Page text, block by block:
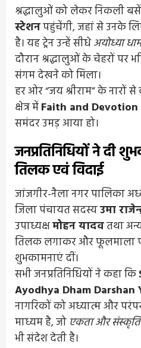
श्रद्धालुओं को लेकर निकली
स्टेशनपहुंचेंगी, जहां से उनके
है। यह ट्रेन उन्हें सीधेअयोध्या धाम
दौरान श्रद्धालुओं के चेहरों पर
संगम देखने को मिला।
हर ओर “जय श्रीराम” के नारों
क्षेत्र मेंFaith and Devotion
समंदर उमड़ आया हो।
जनप्रतिनिधियों ने दी
तिलक एवं विदाई
जांजगीर-नैला नगर पालिका
जिला पंचायत सदस्यउमा
उपाध्यक्षमोहन यादवतथा
तिलक लगाकर और फूलमाला
शुभकामनाएं दीं।
सभी जनप्रतिनिधियों ने कहा कि
Ayodhya Dham Darshan
नागरिकों को अध्यात्म और
माध्यम है, जो एकता और
भी संदेश देती है।